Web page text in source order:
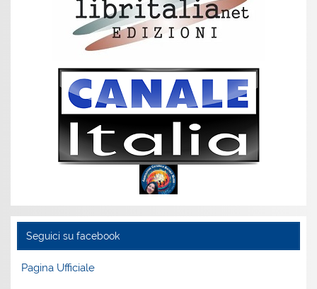
Seguici su facebook
Pagina Ufficiale